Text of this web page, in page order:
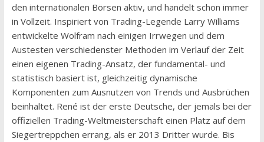
den internationalen Börsen aktiv, und handelt schon immer
in Vollzeit. Inspiriert von Trading-Legende Larry Williams
entwickelte Wolfram nach einigen Irrwegen und dem
Austesten verschiedenster Methoden im Verlauf der Zeit
einen eigenen Trading-Ansatz, der fundamental- und
statistisch basiert ist, gleichzeitig dynamische
Komponenten zum Ausnutzen von Trends und Ausbrüchen
beinhaltet. René ist der erste Deutsche, der jemals bei der
offiziellen Trading-Weltmeisterschaft einen Platz auf dem
Siegertreppchen errang, als er 2013 Dritter wurde. Bis